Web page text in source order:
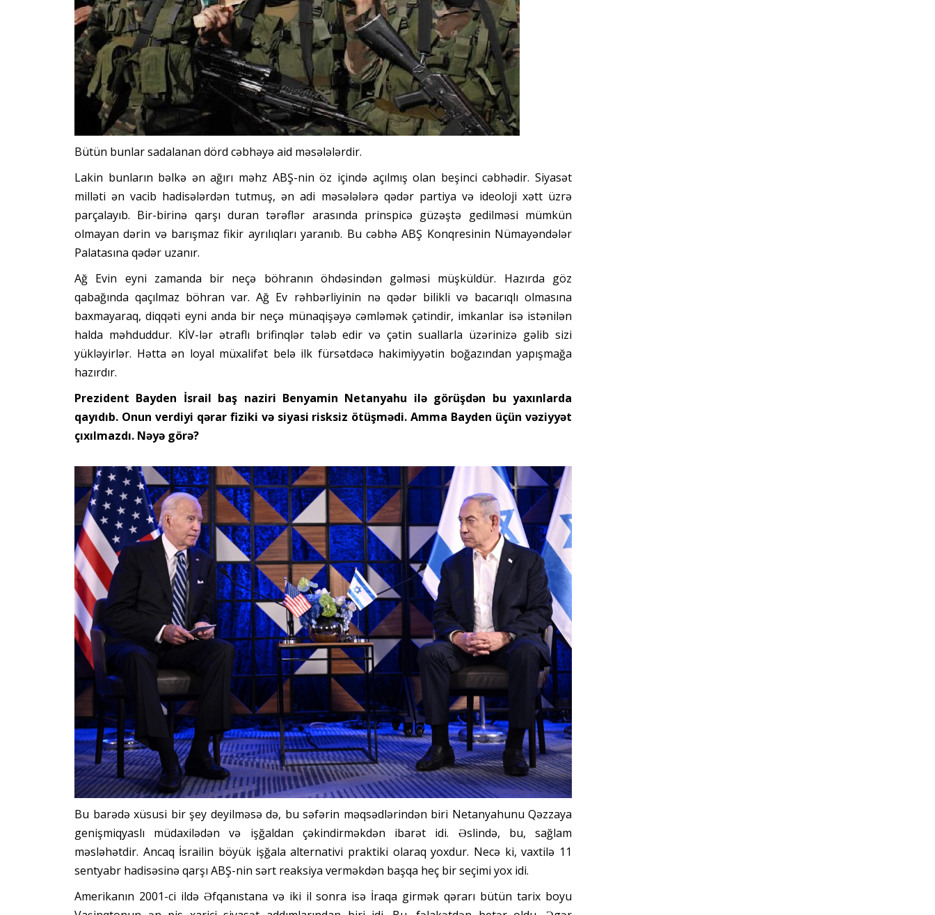
Bütün bunlar sadalanan dörd cəbhəyə aid məsələlərdir.
Lakin bunların bəlkə ən ağırı məhz ABŞ-nin öz içində açılmış olan beşinci cəbhədir. Siyasət
milləti ən vacib hadisələrdən tutmuş, ən adi məsələlərə qədər partiya və ideoloji xətt üzrə
parçalayıb. Bir-birinə qarşı duran tərəflər arasında prinspicə güzəştə gedilməsi mümkün
olmayan dərin və barışmaz fikir ayrılıqları yaranıb. Bu cəbhə ABŞ Konqresinin Nümayəndələr
Palatasına qədər uzanır.
Ağ Evin eyni zamanda bir neçə böhranın öhdəsindən gəlməsi müşküldür. Hazırda göz
qabağında qaçılmaz böhran var. Ağ Ev rəhbərliyinin nə qədər bilikli və bacarıqlı olmasına
baxmayaraq, diqqəti eyni anda bir neçə münaqişəyə cəmləmək çətindir, imkanlar isə istənilən
halda məhduddur. KİV-lər ətraflı brifinqlər tələb edir və çətin suallarla üzərinizə gəlib sizi
yükləyirlər. Hətta ən loyal müxalifət belə ilk fürsətdəcə hakimiyyətin boğazından yapışmağa
hazırdır.
Prezident Bayden İsrail baş naziri Benyamin Netanyahu ilə görüşdən bu yaxınlarda
qayıdıb. Onun verdiyi qərar fiziki və siyasi risksiz ötüşmədi. Amma Bayden üçün vəziyyət
çıxılmazdı. Nəyə görə?
Bu barədə xüsusi bir şey deyilməsə də, bu səfərin məqsədlərindən biri Netanyahunu Qəzzaya
genişmiqyaslı müdaxilədən və işğaldan çəkindirməkdən ibarət idi. Əslində, bu, sağlam
məsləhətdir. Ancaq İsrailin böyük işğala alternativi praktiki olaraq yoxdur. Necə ki, vaxtilə 11
sentyabr hadisəsinə qarşı ABŞ-nin sərt reaksiya verməkdən başqa heç bir seçimi yox idi.
Amerikanın 2001-ci ildə Əfqanıstana və iki il sonra isə İraqa girmək qərarı bütün tarix boyu